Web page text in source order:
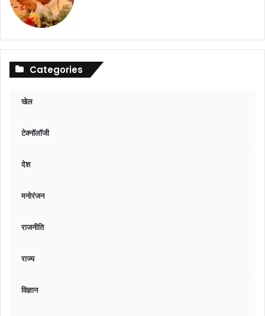
Categories
खेल
टेक्नॉलॉजी
देश
मनोरंजन
राजनीति
राज्य
विज्ञान